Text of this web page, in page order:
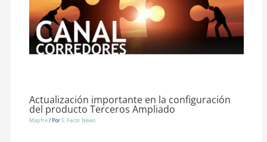
Actualización importante en la configuración
del producto Terceros Ampliado
Mapfre/ PorS. Fecor News